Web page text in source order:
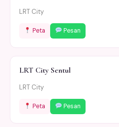
LRT City
Peta Pesan
LRT City Sentul
LRT City
Peta Pesan